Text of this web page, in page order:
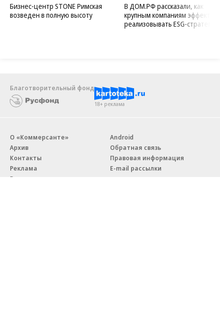
Бизнес-центр STONE Римская
возведен в полную высоту
В ДОМ.РФ рассказали, как
крупным компаниям
реализовывать ESG-стратегию
Благотворительный фонд
18+ реклама
О «Коммерсанте»
Архив
Контакты
Реклама
Вакансии
Android
Обратная связь
Правовая информация
E-mail рассылки